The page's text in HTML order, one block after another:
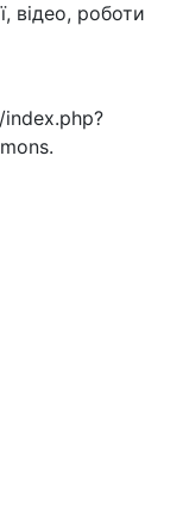
відео, роботи